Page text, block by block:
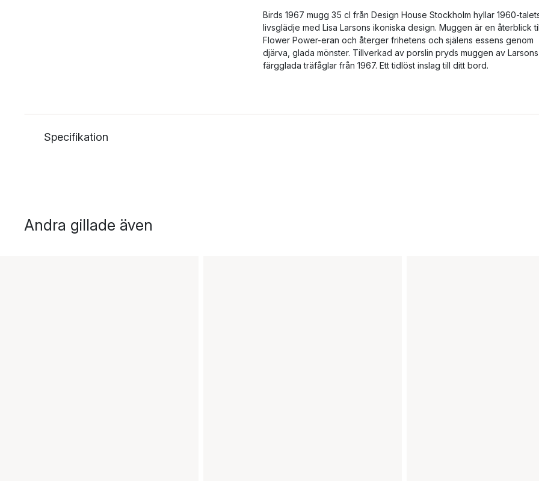
Birds 1967 mugg 35 cl från Design House Stockholm hyllar 1960-
livsglädje med Lisa Larsons ikoniska design. Muggen är en återblick
Flower Power-eran och återger frihetens och själens essens genom
djärva, glada mönster. Tillverkad av porslin pryds muggen av Larsons
färgglada träfåglar från 1967. Ett tidlöst inslag till ditt bord.
Specifikation
Andra gillade även